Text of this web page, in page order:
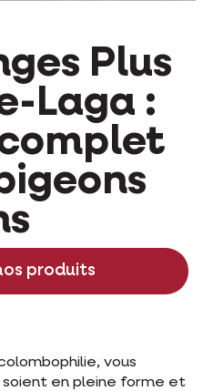
Plus
Laga :
produits
vous
soient en pleine forme et